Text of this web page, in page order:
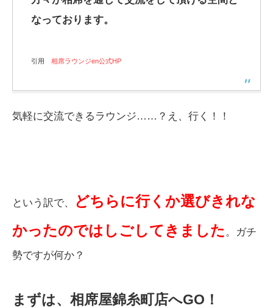
なっております。
引用 相席ラウンジen公式HP
気軽に交流できるラウンジ……？え、行く！！
という訳で、
どちらに行くか選びきれな
かったのではしごしてきました 。ガチ
勢ですが何か？
まずは、相席屋錦糸町店へGO！